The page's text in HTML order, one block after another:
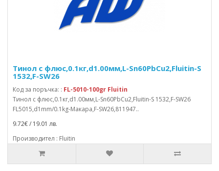
Тинол с флюс,0.1кг,d1.00мм,L-Sn60PbCu2,Fluitin-S
1532,F-SW26
Код за поръчка: : FL-5010-100gr Fluitin
Тинол с флюс,0.1кг,d1.00мм,L-Sn60PbCu2,Fluitin-S 1532,F-SW26
FL5015,d1mm/0.1kg-Макара,F-SW26,811947..
9.72€ / 19.01 лв.
Производител : Fluitin